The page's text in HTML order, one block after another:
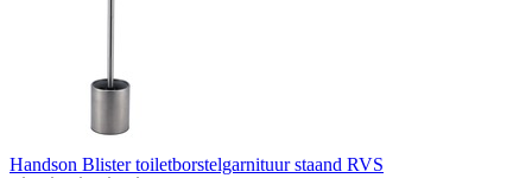
Handson Blister toiletborstelgarnituur staand RVS